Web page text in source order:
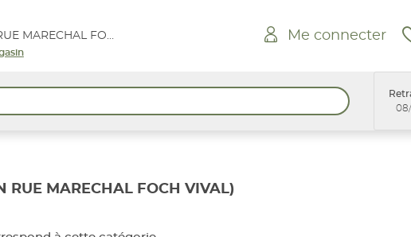
GONFARON RUE MARECHAL FOCH VIVAL
Me connecter
RUE MARECHAL FOCH VIVAL)